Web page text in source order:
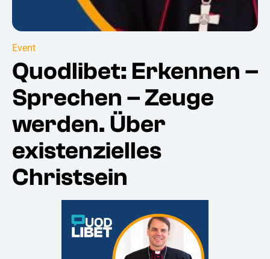
Event
Quodlibet: Erkennen –
Sprechen – Zeuge
werden. Über
existenzielles
Christsein